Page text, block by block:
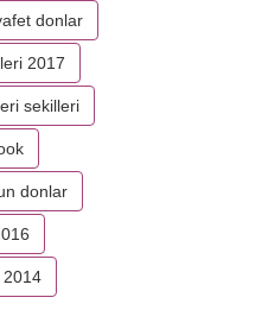
donlar
2017
sekilleri
donlar
2014